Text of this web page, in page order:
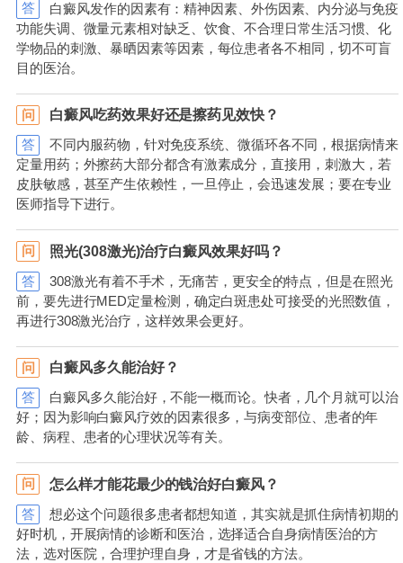
答
白癜风发作的因素有：精神因素、外伤因素、内分泌与免疫
功能失调、微量元素相对缺乏、饮食、不合理日常生活习惯、化
学物品的刺激、暴晒因素等因素，每位患者各不相同，切不可盲
目的医治。
问 白癜风吃药效果好还是擦药见效快？
答
不同内服药物，针对免疫系统、微循环各不同，根据病情来
定量用药；外擦药大部分都含有激素成分，直接用，刺激大，若
皮肤敏感，甚至产生依赖性，一旦停止，会迅速发展；要在专业
医师指导下进行。
问 照光(308激光)治疗白癜风效果好吗？
答
308激光有着不手术，无痛苦，更安全的特点，但是在照光
前，要先进行MED定量检测，确定白斑患处可接受的光照数值，
再进行308激光治疗，这样效果会更好。
问 白癜风多久能治好？
答
白癜风多久能治好，不能一概而论。快者，几个月就可以治
好；因为影响白癜风疗效的因素很多，与病变部位、患者的年
龄、病程、患者的心理状况等有关。
问 怎么样才能花最少的钱治好白癜风？
答
想必这个问题很多患者都想知道，其实就是抓住病情初期的
好时机，开展病情的诊断和医治，选择适合自身病情医治的方
法，选对医院，合理护理自身，才是省钱的方法。